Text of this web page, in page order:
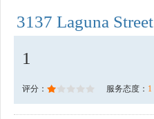
3137 Laguna Street
1
评分： 服务态度： 1